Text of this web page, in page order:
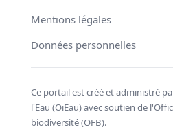
Mentions légales
Données personnelles
Ce portail est créé et administré
l'Eau (OiEau) avec soutien de
biodiversité (OFB).